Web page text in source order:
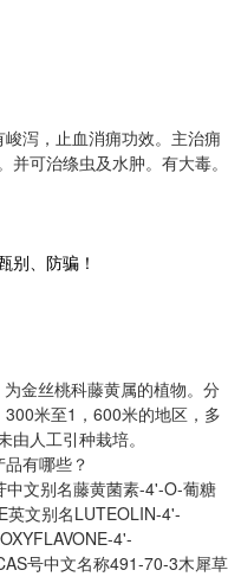
泻，止血消痈功效。主治痈
可治绦虫及水肿。有大毒。
别、防骗！
金丝桃科藤黄属的植物。分
米至1，600米的地区，多
人工引种栽培。
有哪些？
中文别名藤黄菌素-4'-O-葡糖
英文别名LUTEOLIN-4'-
4'-
号中文名称491-70-3木犀草